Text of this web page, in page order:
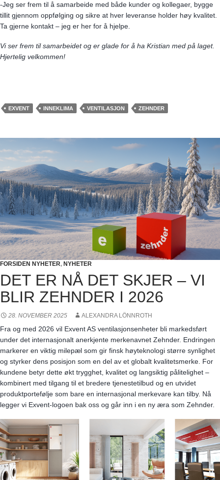
-Jeg ser frem til å samarbeide med både kunder og kollegaer, bygge
tillit gjennom oppfølging og sikre at hver leveranse holder høy kvalitet.
Ta gjerne kontakt – jeg er her for å hjelpe.
Vi ser frem til samarbeidet og er glade for å ha Kristian med på laget.
Hjertelig velkommen!
EXVENT INNEKLIMA VENTILASJON ZEHNDER
FORSIDEN NYHETER, NYHETER
DET ER NÅ DET SKJER – VI
BLIR ZEHNDER I 2026
28. NOVEMBER 2025 ALEXANDRA LÖNNROTH
Fra og med 2026 vil Exvent AS ventilasjonsenheter bli markedsført
under det internasjonalt anerkjente merkenavnet Zehnder. Endringen
markerer en viktig milepæl som gir finsk høyteknologi større synlighet
og styrker dens posisjon som en del av et globalt kvalitetsmerke. For
kundene betyr dette økt trygghet, kvalitet og langsiktig pålitelighet –
kombinert med tilgang til et bredere tjenestetilbud og en utvidet
produktportefølje som bare en internasjonal merkevare kan tilby. Nå
legger vi Exvent-logoen bak oss og går inn i en ny æra som Zehnder.